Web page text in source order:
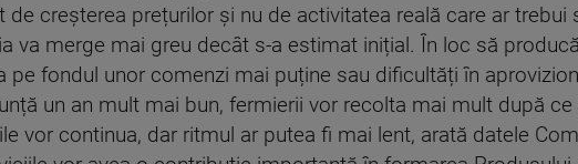
de creșterea prețurilor și nu de activitatea reală care ar trebui
va merge mai greu decât s-a estimat inițial. În loc să
pe fondul unor comenzi mai puține sau dificultăți în
un an mult mai bun, fermierii vor recolta mai mult după
vor continua, dar ritmul ar putea fi mai lent, arată datele